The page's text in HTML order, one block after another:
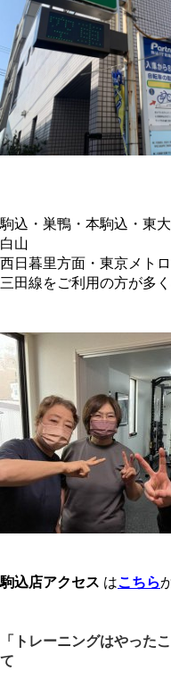
駒込・巣鴨・本駒込・東
白山
西日暮里方面・東京メト
三田線をご利用の方が多
駒込店アクセス はこちら
「トレーニングはやった
て